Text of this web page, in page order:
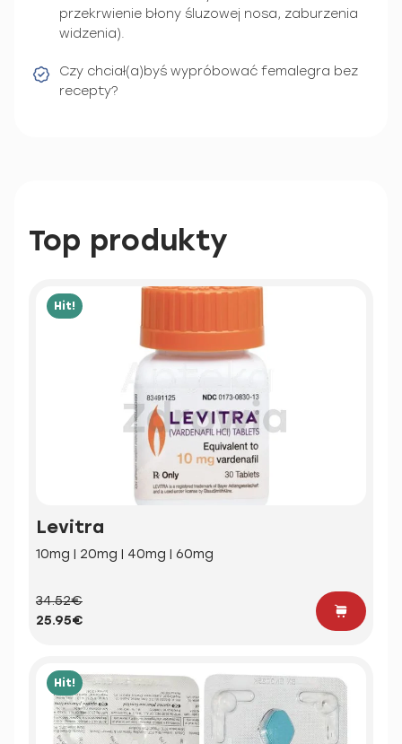
przekrwienie błony śluzowej nosa, zaburzenia
widzenia).
Czy chciał(a)byś wypróbować femalegra bez
recepty?
Top produkty
Hit!
Levitra
10mg | 20mg | 40mg | 60mg
34.52€
25.95€
Hit!